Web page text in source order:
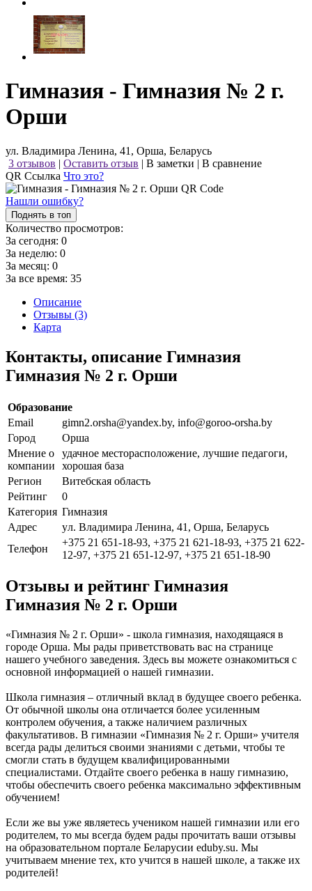
Гимназия - Гимназия № 2 г.
Орши
ул. Владимира Ленина, 41, Орша, Беларусь
3 отзывов | Оставить отзыв | В заметки | В сравнение
QR Ссылка Что это?
Нашли ошибку?
Поднять в топ
Количество просмотров:
За сегодня: 0
За неделю: 0
За месяц: 0
За все время: 35
Описание
Отзывы (3)
Карта
Контакты, описание Гимназия
Гимназия № 2 г. Орши
Образование
Email
gimn2.orsha@yandex.by, info@goroo-orsha.by
Город
Орша
Мнение о
компании
удачное месторасположение, лучшие педагоги,
хорошая база
Регион
Витебская область
Рейтинг
0
Категория Гимназия
Адрес
ул. Владимира Ленина, 41, Орша, Беларусь
Телефон
+375 21 651-18-93, +375 21 621-18-93, +375 21 622-
12-97, +375 21 651-12-97, +375 21 651-18-90
Отзывы и рейтинг Гимназия
Гимназия № 2 г. Орши
«Гимназия № 2 г. Орши» - школа гимназия, находящаяся в
городе Орша. Мы рады приветствовать вас на странице
нашего учебного заведения. Здесь вы можете ознакомиться с
основной информацией о нашей гимназии.
Школа гимназия – отличный вклад в будущее своего ребенка.
От обычной школы она отличается более усиленным
контролем обучения, а также наличием различных
факультативов. В гимназии «Гимназия № 2 г. Орши» учителя
всегда рады делиться своими знаниями с детьми, чтобы те
смогли стать в будущем квалифицированными
специалистами. Отдайте своего ребенка в нашу гимназию,
чтобы обеспечить своего ребенка максимально эффективным
обучением!
Если же вы уже являетесь учеником нашей гимназии или его
родителем, то мы всегда будем рады прочитать ваши отзывы
на образовательном портале Беларусии eduby.su. Мы
учитываем мнение тех, кто учится в нашей школе, а также их
родителей!